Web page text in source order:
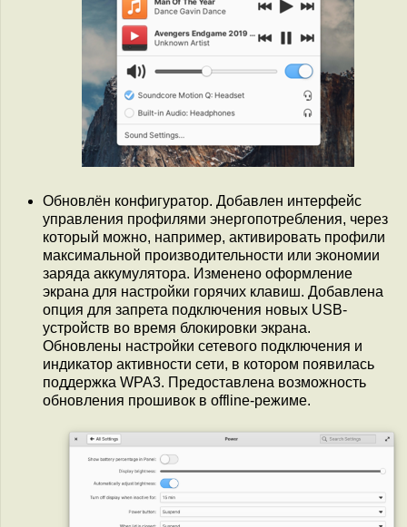
Обновлён конфигуратор. Добавлен интерфейс
управления профилями энергопотребления, через
который можно, например, активировать профили
максимальной производительности или экономии
заряда аккумулятора. Изменено оформление
экрана для настройки горячих клавиш. Добавлена
опция для запрета подключения новых USB-
устройств во время блокировки экрана.
Обновлены настройки сетевого подключения и
индикатор активности сети, в котором появилась
поддержка WPA3. Предоставлена возможность
обновления прошивок в offline-режиме.